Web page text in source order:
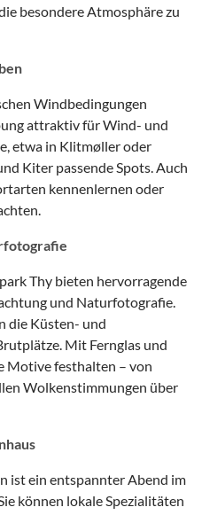
besondere Atmosphäre zu
Windbedingungen
attraktiv für Wind- und
etwa in Klitmøller oder
Kiter passende Spots. Auch
kennenlernen oder
Thy bieten hervorragende
und Naturfotografie.
die Küsten- und
Mit Fernglas und
Motive festhalten – von
Wolkenstimmungen über
ist ein entspannter Abend im
können lokale Spezialitäten